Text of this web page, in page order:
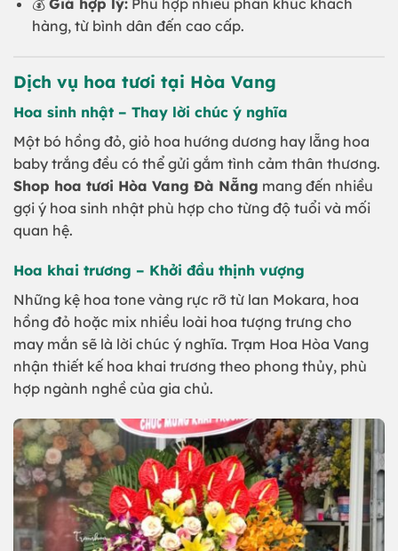
💰 Giá hợp lý:Phù hợp nhiều phân khúc khách
hàng, từ bình dân đến cao cấp.
Dịch vụ hoa tươi tại Hòa Vang
Hoa sinh nhật – Thay lời chúc ý nghĩa
Một bó hồng đỏ, giỏ hoa hướng dương hay lẵng hoa
baby trắng đều có thể gửi gắm tình cảm thân thương.
Shop hoa tươi Hòa Vang Đà Nẵng mang đến nhiều
gợi ý hoa sinh nhật phù hợp cho từng độ tuổi và mối
quan hệ.
Hoa khai trương – Khởi đầu thịnh vượng
Những kệ hoa tone vàng rực rỡ từ lan Mokara, hoa
hồng đỏ hoặc mix nhiều loài hoa tượng trưng cho
may mắn sẽ là lời chúc ý nghĩa. Trạm Hoa Hòa Vang
nhận thiết kế hoa khai trương theo phong thủy, phù
hợp ngành nghề của gia chủ.